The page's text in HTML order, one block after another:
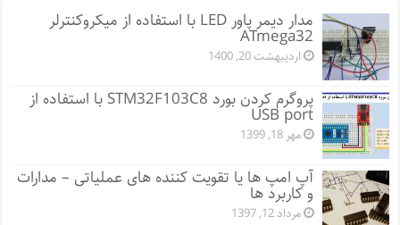
مدار دیمر پاور LED با استفاده از میکروکنترلر
ATmega32
اردیبهشت 20, 1400
پروگرم کردن بورد STM32F103C8 با استفاده از
USB port
مهر 18, 1399
آپ امپ ها یا تقویت کننده های عملیاتی – مدارات
و کاربرد ها
مرداد 12, 1397